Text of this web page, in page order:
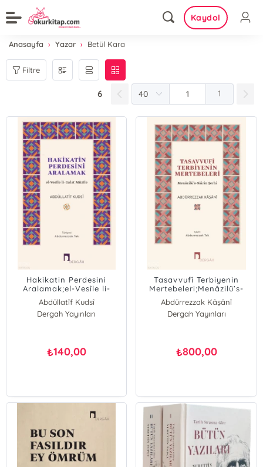
Kaydol
Anasayfa Yazar Betül Kara
Filtre
6 1
Hakikatin Perdesini
Aralamak;el-Vesîle li-
Galat Müzîle
Abdüllatîf Kudsî
Dergah Yayınları
₺140,00
Tasavvufî Terbiyenin
Mertebeleri;Menâzilü’s-
Sâirîn Şerhi
Abdürrezzak Kâşânî
Dergah Yayınları
₺800,00